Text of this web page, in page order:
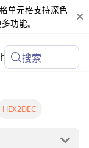
单元格支持深色
功能。
搜索
HEX2DEC